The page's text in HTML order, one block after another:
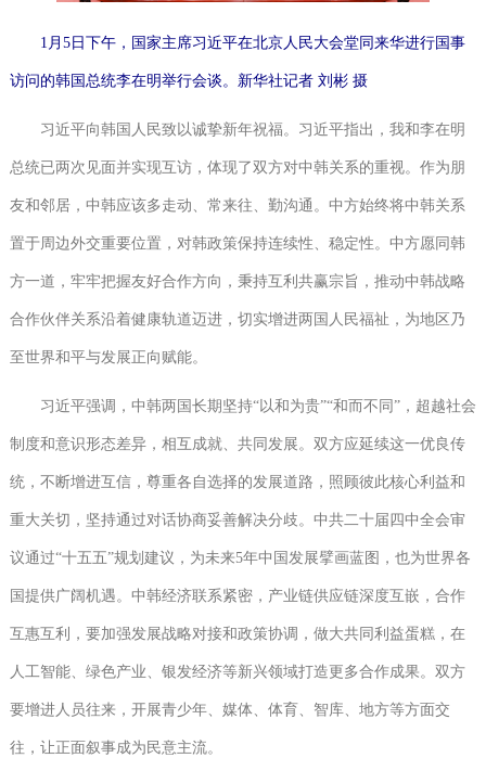
1月5日下午，国家主席习近平在北京人民大会堂同来华进行国事
访问的韩国总统李在明举行会谈。新华社记者刘彬摄
习近平向韩国人民致以诚挚新年祝福。习近平指出，我和李在明
总统已两次见面并实现互访，体现了双方对中韩关系的重视。作为朋
友和邻居，中韩应该多走动、常来往、勤沟通。中方始终将中韩关系
置于周边外交重要位置，对韩政策保持连续性、稳定性。中方愿同韩
方一道，牢牢把握友好合作方向，秉持互利共赢宗旨，推动中韩战略
合作伙伴关系沿着健康轨道迈进，切实增进两国人民福祉，为地区乃
至世界和平与发展正向赋能。
习近平强调，中韩两国长期坚持“以和为贵”“和而不同”，超越社会
制度和意识形态差异，相互成就、共同发展。双方应延续这一优良传
统，不断增进互信，尊重各自选择的发展道路，照顾彼此核心利益和
重大关切，坚持通过对话协商妥善解决分歧。中共二十届四中全会审
议通过“十五五”规划建议，为未来5年中国发展擘画蓝图，也为世界各
国提供广阔机遇。中韩经济联系紧密，产业链供应链深度互嵌，合作
互惠互利，要加强发展战略对接和政策协调，做大共同利益蛋糕，在
人工智能、绿色产业、银发经济等新兴领域打造更多合作成果。双方
要增进人员往来，开展青少年、媒体、体育、智库、地方等方面交
往，让正面叙事成为民意主流。